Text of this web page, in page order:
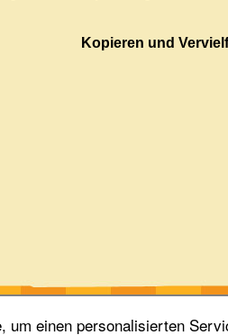
einen personalisierten
Kopieren und